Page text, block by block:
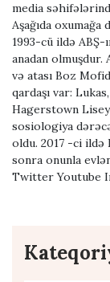
media
Aşağıda oxumağa
1993-cü ildə
anadan olmuşdur.
və atası Boz
qardaşı var:
Hagerstown
sosiologiya
oldu. 2017 -ci ildə
sonra onunla
Twitter Youtube